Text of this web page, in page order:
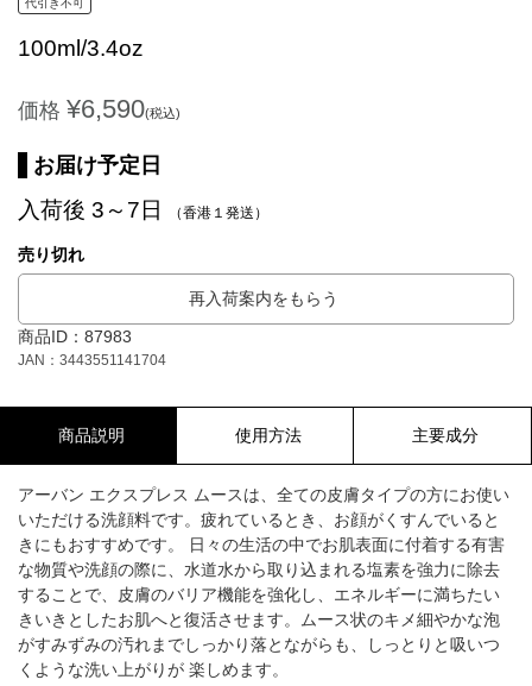
代引き不可
100ml/3.4oz
価格 ¥6,590(税込)
お届け予定日
入荷後 3～7日 （香港１発送）
売り切れ
再入荷案内をもらう
商品ID：87983
JAN：3443551141704
商品説明 使用方法 主要成分
アーバン エクスプレス ムースは、全ての皮膚タイプの方にお使い
いただける洗顔料です。疲れているとき、お顔がくすんでいると
きにもおすすめです。 日々の生活の中でお肌表面に付着する有害
な物質や洗顔の際に、水道水から取り込まれる塩素を強力に除去
することで、皮膚のバリア機能を強化し、エネルギーに満ちたい
きいきとしたお肌へと復活させます。ムース状のキメ細やかな泡
がすみずみの汚れまでしっかり落とながらも、しっとりと吸いつ
くような洗い上がりが 楽しめます。